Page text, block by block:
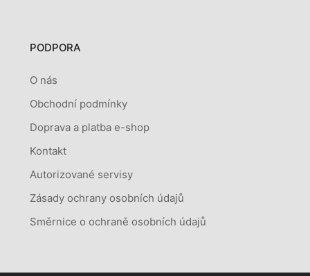
PODPORA
O nás
Obchodní podmínky
Doprava a platba e-shop
Kontakt
Autorizované servisy
Zásady ochrany osobních údajů
Směrnice o ochraně osobních údajů